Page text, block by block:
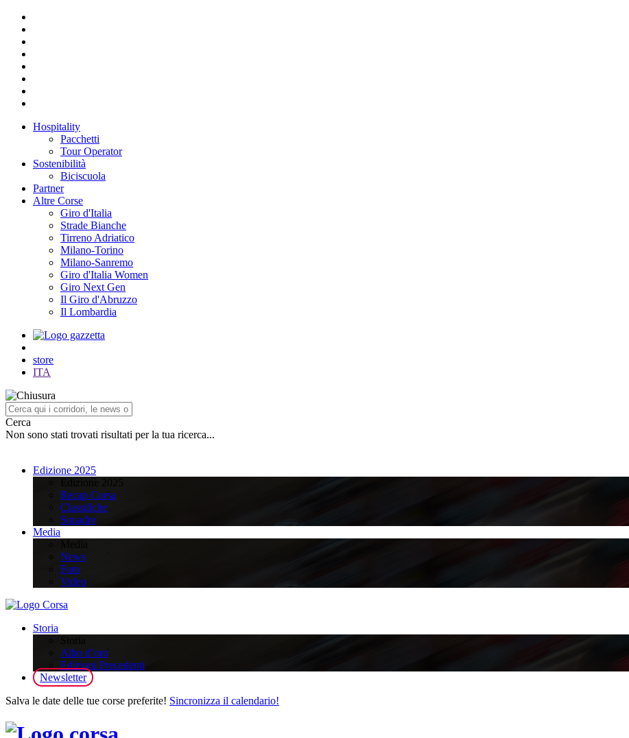
Hospitality
Pacchetti
Tour Operator
Sostenibilità
Biciscuola
Partner
Altre Corse
Giro d'Italia
Strade Bianche
Tirreno Adriatico
Milano-Torino
Milano-Sanremo
Giro d'Italia Women
Giro Next Gen
Il Giro d'Abruzzo
Il Lombardia
store
ITA
Cerca
Non sono stati trovati risultati per la tua ricerca...
Edizione 2025
Recap Corsa
Classifiche
Squadre
Media
News
Foto
Video
Storia
Albo d’oro
Edizioni Precedenti
Newsletter
Salva le date delle tue corse preferite! Sincronizza il calendario!